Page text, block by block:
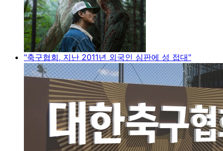
"축구협회, 지난 2011년 외국인 심판에 성 접대"